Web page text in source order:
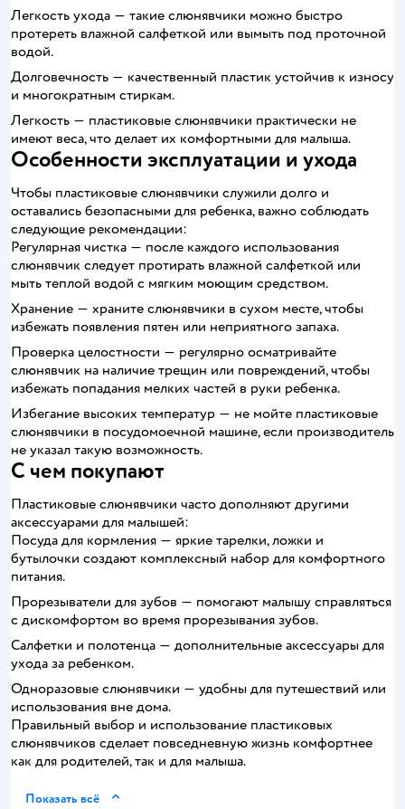
Легкость ухода ― такие слюнявчики можно быстро
протереть влажной салфеткой или вымыть под проточной
водой.
Долговечность ― качественный пластик устойчив к износу
и многократным стиркам.
Легкость ― пластиковые слюнявчики практически не
имеют веса, что делает их комфортными для малыша.
Особенности эксплуатации и ухода
Чтобы пластиковые слюнявчики служили долго и
оставались безопасными для ребенка, важно соблюдать
следующие рекомендации:
Регулярная чистка ― после каждого использования
слюнявчик следует протирать влажной салфеткой или
мыть теплой водой с мягким моющим средством.
Хранение ― храните слюнявчики в сухом месте, чтобы
избежать появления пятен или неприятного запаха.
Проверка целостности ― регулярно осматривайте
слюнявчик на наличие трещин или повреждений, чтобы
избежать попадания мелких частей в руки ребенка.
Избегание высоких температур ― не мойте пластиковые
слюнявчики в посудомоечной машине, если производитель
не указал такую возможность.
С чем покупают
Пластиковые слюнявчики часто дополняют другими
аксессуарами для малышей:
Посуда для кормления ― яркие тарелки, ложки и
бутылочки создают комплексный набор для комфортного
питания.
Прорезыватели для зубов ― помогают малышу справляться
с дискомфортом во время прорезывания зубов.
Салфетки и полотенца ― дополнительные аксессуары для
ухода за ребенком.
Одноразовые слюнявчики ― удобны для путешествий или
использования вне дома.
Правильный выбор и использование пластиковых
слюнявчиков сделает повседневную жизнь комфортнее
как для родителей, так и для малыша.
Показать всё